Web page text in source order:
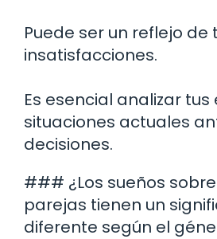
Puede ser un reflejo de
insatisfacciones.
Es esencial analizar
situaciones actuales
decisiones.
### ¿Los sueños
parejas tienen un
diferente según el